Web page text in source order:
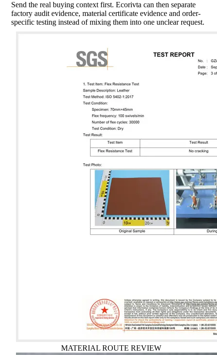
Send the real buying context first. Ecorivta can then separate
factory audit evidence, material certificate evidence and order-
specific testing instead of mixing them into one unclear request.
MATERIAL ROUTE REVIEW